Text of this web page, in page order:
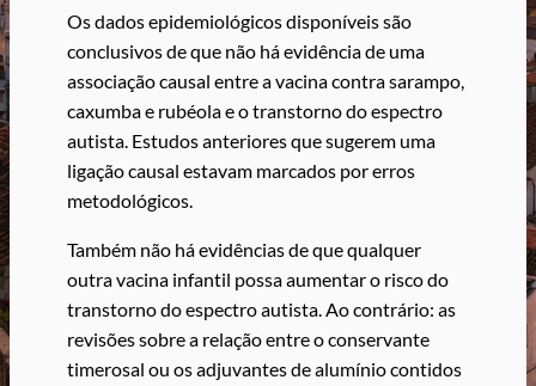
Os dados epidemiológicos disponíveis são
conclusivos de que não há evidência de uma
associação causal entre a vacina contra sarampo,
caxumba e rubéola e o transtorno do espectro
autista. Estudos anteriores que sugerem uma
ligação causal estavam marcados por erros
metodológicos.
Também não há evidências de que qualquer
outra vacina infantil possa aumentar o risco do
transtorno do espectro autista. Ao contrário: as
revisões sobre a relação entre o conservante
timerosal ou os adjuvantes de alumínio contidos